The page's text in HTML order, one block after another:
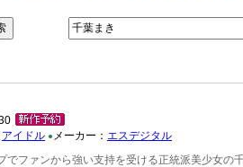
アイドル ● メーカー： エスデジタル
でファンから強い支持を受ける正統派美少女の